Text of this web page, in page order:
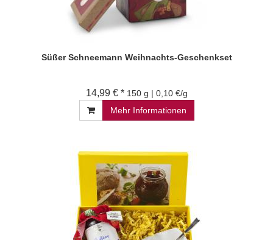
Süßer Schneemann Weihnachts-Geschenkset
14,99 € * 150 g | 0,10 €/g
Mehr Informationen